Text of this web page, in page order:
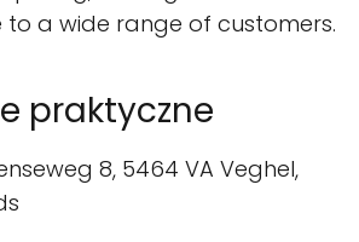
to a wide range of customers.
praktyczne
8, 5464 VA Veghel,